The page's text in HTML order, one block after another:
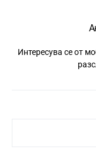
Интересува се от